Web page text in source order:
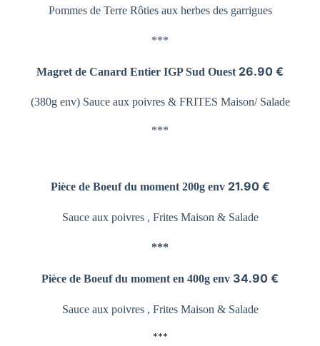
Pommes de Terre Rôties aux herbes des garrigues
***
Magret de Canard Entier IGP Sud Ouest 26.90 €
(380g env) Sauce aux poivres & FRITES Maison/ Salade
***
Pièce de Boeuf du moment 200g env 21.90 €
Sauce aux poivres , Frites Maison & Salade
***
Pièce de Boeuf du moment en 400g env 34.90 €
Sauce aux poivres , Frites Maison & Salade
***